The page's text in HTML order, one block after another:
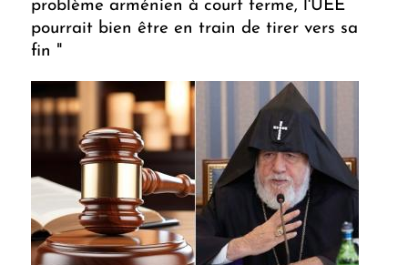
problème arménien à court terme, l'UEE
pourrait bien être en train de tirer vers sa
fin "